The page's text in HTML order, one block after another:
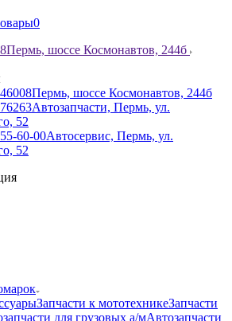
0
Пермь, шоссе Космонавтов, 244б
Пермь, шоссе Космонавтов, 244б
Автозапчасти, Пермь, ул.
52
60-00Автосервис, Пермь, ул.
52
Запчасти к мототехникеЗапчасти
для грузовых а/мАвтозапчасти